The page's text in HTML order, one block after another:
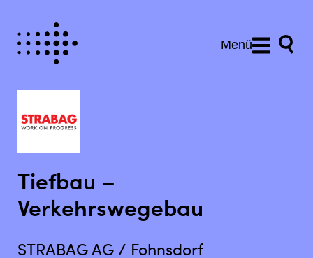
Menü
Tiefbau –
Verkehrswegebau
STRABAG AG / Fohnsdorf